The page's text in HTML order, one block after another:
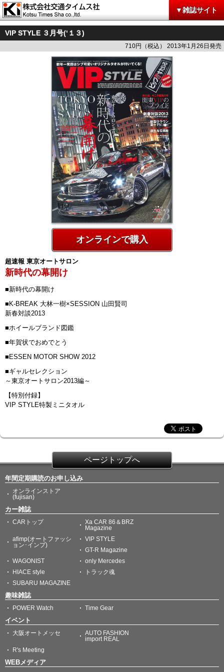
▼雑誌サイト
VIP STYLE ３月号(‘１３)
710円（税込） 2013年1月26日発売
オンラインで購入
超速報 東京オートサロン
新時代の幕開け
■新時代の幕開け
■K-BREAK 大林一樹×SESSION 山田賢司
新春対談2013
■ホイールブランド図鑑
■年賀状でおめでとう
■ESSEN MOTOR SHOW 2012
■ギャルセレクション
～東京オートサロン2013編～
【特別付録】
VIP STYLE特製ミニタオル
ページトップへ
年間定期購読のお申し込み
オンラインストア
(fujisan)
カー雑誌
CARトップ
Xa CAR 86＆BRZ
Magazine
afimp(オートファッシ
ョン･インプ)
VIP STYLE
GT-R Magazine
WAGONIST
only Mercedes
HIACE style
トラック魂
SUBARU MAGAZINE
趣味雑誌
POWER Watch Time Gear
イベント
大阪オートメッセ
AUTO FASHION
import REAL
R's Meeting
WEBメディア